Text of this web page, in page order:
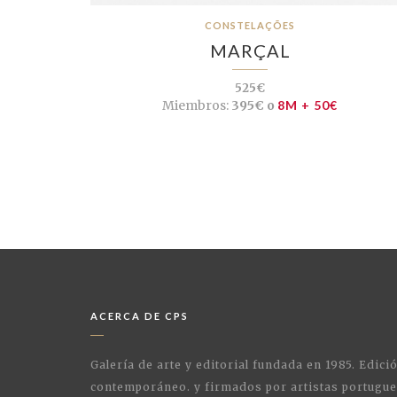
CONSTELAÇÕES
MARÇAL
525€
Miembros: 395€ o 8M + 50€
ACERCA DE CPS
Galería de arte y editorial fundada en 1985.
contemporáneo. y firmados por artistas